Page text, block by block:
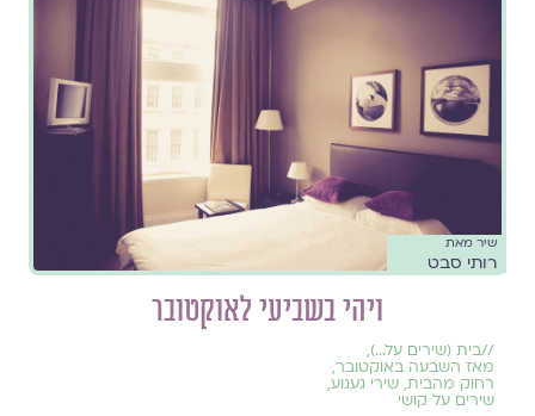
שיר מאת
רותי סבט
ויהי בשביעי לאוקטובר
//בית (שירים על...),
מאז השבעה באוקטובר,
רחוק מהבית, שירי געגוע,
שירים על קושי